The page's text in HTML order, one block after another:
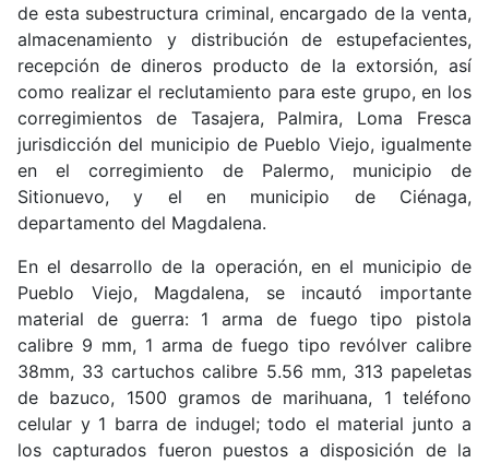
de esta subestructura criminal, encargado de la venta,
almacenamiento y distribución de estupefacientes,
recepción de dineros producto de la extorsión, así
como realizar el reclutamiento para este grupo, en los
corregimientos de Tasajera, Palmira, Loma Fresca
jurisdicción del municipio de Pueblo Viejo, igualmente
en el corregimiento de Palermo, municipio de
Sitionuevo, y el en municipio de Ciénaga,
departamento del Magdalena.
En el desarrollo de la operación, en el municipio de
Pueblo Viejo, Magdalena, se incautó importante
material de guerra: 1 arma de fuego tipo pistola
calibre 9 mm, 1 arma de fuego tipo revólver calibre
38mm, 33 cartuchos calibre 5.56 mm, 313 papeletas
de bazuco, 1500 gramos de marihuana, 1 teléfono
celular y 1 barra de indugel; todo el material junto a
los capturados fueron puestos a disposición de la